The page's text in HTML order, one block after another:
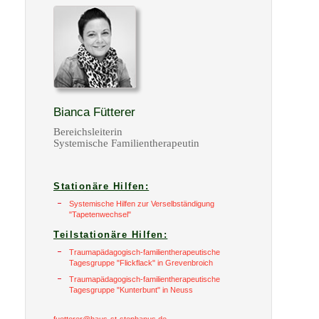
Bianca Fütterer
Bereichsleiterin
Systemische Familientherapeutin
Stationäre Hilfen:
Systemische Hilfen zur Verselbständigung
"Tapetenwechsel"
Teilstationäre Hilfen:
Traumapädagogisch-familientherapeutische
Tagesgruppe "Flickflack" in Grevenbroich
Traumapädagogisch-familientherapeutische
Tagesgruppe "Kunterbunt" in Neuss